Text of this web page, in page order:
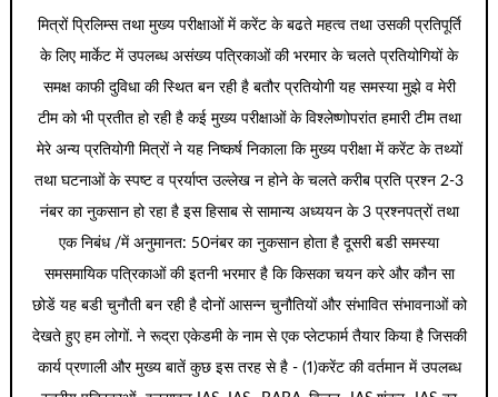
मित्रों प्रिलिम्स तथा मुख्य परीक्षाओं में करेंट के बढते महत्व तथा उसकी प्रतिपूर्ति
के लिए मार्केट में उपलब्ध असंख्य पत्रिकाओं की भरमार के चलते प्रतियोगियों के
समक्ष काफी दुविधा की स्थित बन रही है बतौर प्रतियोगी यह समस्या मुझे व मेरी
टीम को भी प्रतीत हो रही है कई मुख्य परीक्षाओं के विश्लेष्णोपरांत हमारी टीम तथा
मेरे अन्य प्रतियोगी मित्रों ने यह निष्कर्ष निकाला कि मुख्य परीक्षा में करेंट के तथ्यों
तथा घटनाओं के स्पष्ट व प्रर्याप्त उल्लेख न होने के चलते करीब प्रति प्रश्न 2-3
नंबर का नुकसान हो रहा है इस हिसाब से सामान्य अध्ययन के 3 प्रश्नपत्रों तथा
एक निबंध /में अनुमानत: 50नंबर का नुकसान होता है दूसरी बडी समस्या
समसमायिक पत्रिकाओं की इतनी भरमार है कि किसका चयन करे और कौन सा
छोडें यह बडी चुनौती बन रही है दोनों आसन्न चुनौतियों और संभावित संभावनाओं को
देखते हुए हम लोगों. ने रूद्रा एकेडमी के नाम से एक प्लेटफार्म तैयार किया है जिसकी
कार्य प्रणाली और मुख्य बातें कुछ इस तरह से है - (1)करेंट की वर्तमान में उपलब्ध